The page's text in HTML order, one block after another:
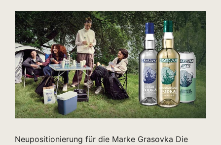
Neupositionierung für die Marke Grasovka Die